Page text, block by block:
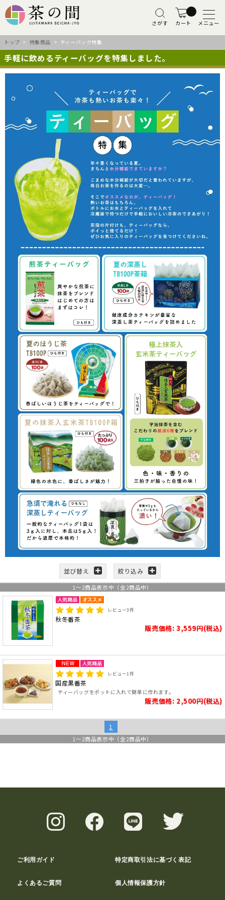
さがす カート メニュー
トップ > 特集商品 > ティーバッグ特集
手軽に飲めるティーバッグを特集しました。
並び替え 絞り込み
1 ～2商品表示中（全2商品中）
レビュー3件
秋冬番茶
販売価格: 3,559円(税込)
レビュー1件
国産黒番茶
ティーバッグをポットに入れて簡単に作れます。
販売価格: 2,500円(税込)
1
1 ～2商品表示中（全2商品中）
ご利用ガイド 特定商取引法に基づく表記
よくあるご質問 個人情報保護方針